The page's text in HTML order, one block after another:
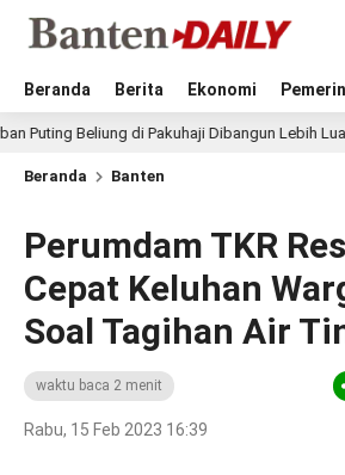
Beranda Berita Ekonomi
di Pakuhaji Dibangun Lebih Luas, Bupati
Beranda Banten
Perumdam TKR
Cepat Keluhan
Soal Tagihan Air
waktu baca 2 menit
Rabu, 15 Feb 2023 16:39